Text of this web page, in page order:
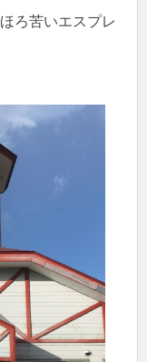
ろ苦いエスプレ